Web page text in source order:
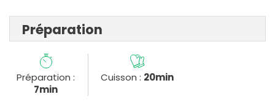
Préparation
Préparation :
7min
Cuisson : 20min